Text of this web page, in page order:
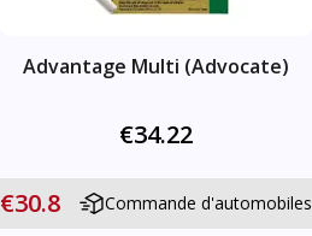
Advantage Multi (Advocate)
€34.22
€30.8 Commande d'automobiles